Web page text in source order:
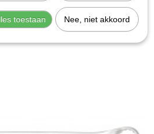
toestaan Nee, niet akkoord